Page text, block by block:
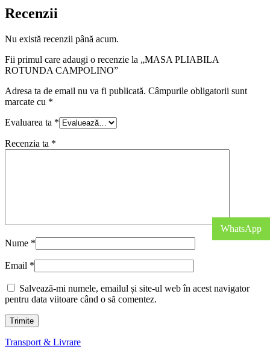
Recenzii
Nu există recenzii până acum.
Fii primul care adaugi o recenzie la „MASA PLIABILA
ROTUNDA CAMPOLINO”
Adresa ta de email nu va fi publicată. Câmpurile obligatorii sunt
marcate cu *
Evaluarea ta *
Recenzia ta *
Nume *
Email *
Salvează-mi numele, emailul și site-ul web în acest navigator
pentru data viitoare când o să comentez.
Transport & Livrare
WhatsApp